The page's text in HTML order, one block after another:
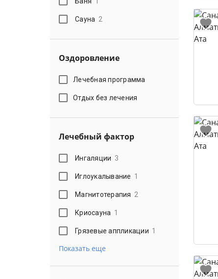
Сауна 2
Оздоровление
Лечебная программа
Отдых без лечения
Лечебный фактор
Ингаляции 3
Иглоукалывание 1
Магнитотерапия 2
Криосауна 1
Грязевые аппликации 1
Показать еще